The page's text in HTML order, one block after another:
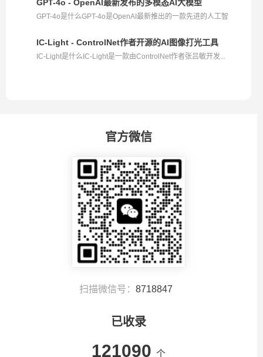
GPT-4o - OpenAI最新发布的多模态AI大模型
GPT-4o是什么GPT-4o是OpenAI最新推出的一款先进的人工智
IC-Light - ControlNet作者开源的AI图像打光工具
IC-Light是什么IC-Light是一款由ControlNet作者张吕敏开发...
官方微信
扫描微信号： 8718847
已收录
121090 个